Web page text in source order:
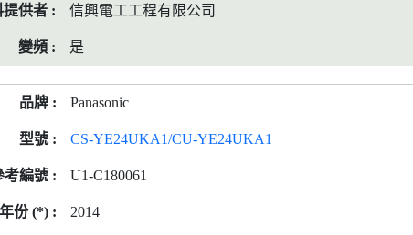
信興電工工程有限公司
是
Panasonic
CS-YE24UKA1/CU-YE24UKA1
U1-C180061
2014